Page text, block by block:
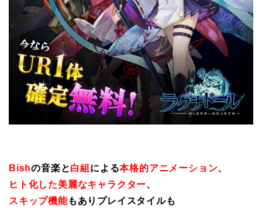
Bishの音楽と白組 による本格的アニメーション、
ヒト化した美麗なキャラクター、
スキップ機能もありプレイスタイルも